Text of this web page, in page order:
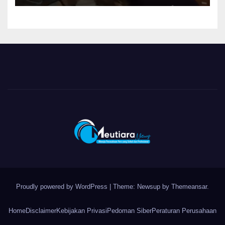
Proudly powered by WordPress Theme: Newsup by Themeansar.
HomeDisclaimerKebijakan Privasi Pedoman SiberPeraturan Perusahaan